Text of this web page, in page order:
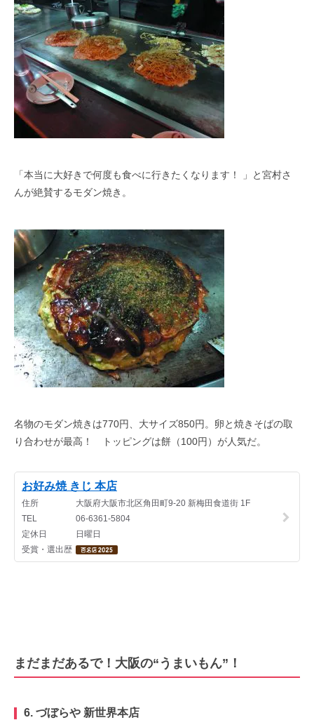
「本当に大好きで何度も食べに行きたくなります！ 」と宮村さ
んが絶賛するモダン焼き。
名物のモダン焼きは770円、大サイズ850円。卵と焼きそばの取
り合わせが最高！ トッピングは餅（100円）が人気だ。
まだまだあるで！大阪の“うまいもん”！
6. づぼらや 新世界本店